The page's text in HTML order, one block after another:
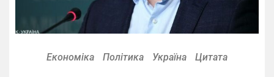
Економіка Політика Україна Цитата